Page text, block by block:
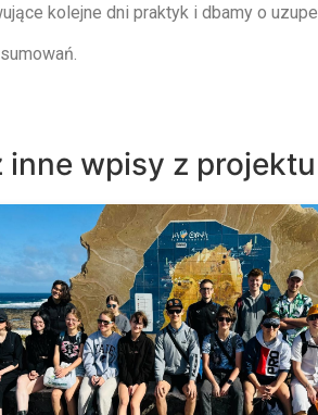
kolejne dni praktyk i dbamy o
wpisy z projektu